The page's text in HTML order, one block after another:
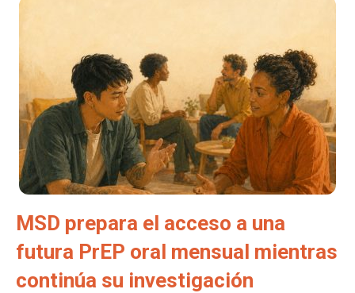
MSD prepara el acceso a una
futura PrEP oral mensual mientras
continúa su investigación